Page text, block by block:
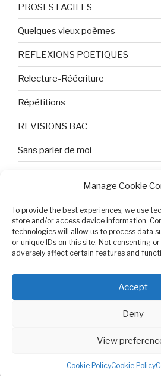
Manage Cookie
To provide the best experiences, we use
store and/or access device information.
technologies will allow us to process data
or unique IDs on this site. Not consenting
adversely affect certain features and
Accept
Deny
View
Cookie PolicyCookie Policy
PROSES FACILES
Quelques vieux poèmes
REFLEXIONS POETIQUES
Relecture-Réécriture
Répétitions
REVISIONS BAC
Sans parler de moi
Tristesse et attente
Variable complexe